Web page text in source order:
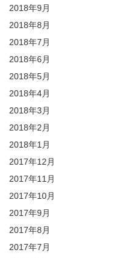
2018年9月
2018年8月
2018年7月
2018年6月
2018年5月
2018年4月
2018年3月
2018年2月
2018年1月
2017年12月
2017年11月
2017年10月
2017年9月
2017年8月
2017年7月